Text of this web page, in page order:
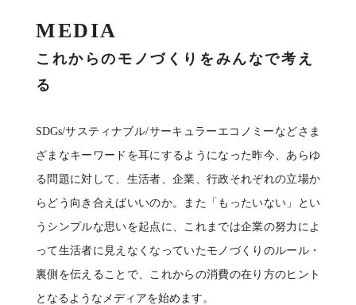
MEDIA
これからのモノづくりをみんなで考え
る
SDGs/サスティナブル/サーキュラーエコノミーなどさま
ざまなキーワードを⽿にするようになった昨今、あらゆ
る問題に対して、⽣活者、企業、⾏政それぞれの⽴場か
らどう向き合えばいいのか。また「もったいない」とい
うシンプルな思いを起点に、これまでは企業の努⼒によ
って⽣活者に⾒えなくなっていたモノづくりのルール・
裏側を伝えることで、これからの消費の在り⽅のヒント
となるようなメディアを始めます。